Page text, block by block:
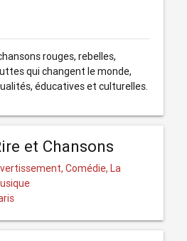
rouges, rebelles,
qui changent le monde,
éducatives et culturelles.
et Chansons
Comédie, La